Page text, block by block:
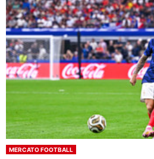
MERCATO FOOTBALL